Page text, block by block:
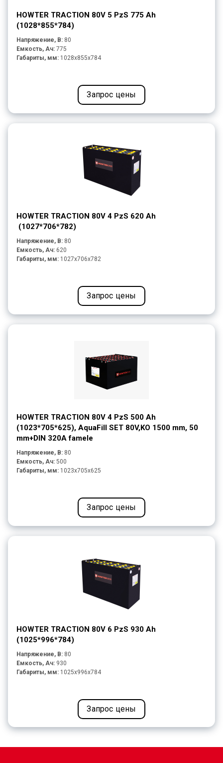
HOWTER TRACTION 80V 5 PzS 775 Ah
(1028*855*784)
Напряжение, В: 80
Емкость, Ач: 775
Габариты, мм: 1028x855x784
Запрос цены
HOWTER TRACTION 80V 4 PzS 620 Ah
(1027*706*782)
Напряжение, В: 80
Емкость, Ач: 620
Габариты, мм: 1027x706x782
Запрос цены
HOWTER TRACTION 80V 4 PzS 500 Ah
(1023*705*625), AquaFill SET 80V,KO 1500 mm, 50
mm+DIN 320A famele
Напряжение, В: 80
Емкость, Ач: 500
Габариты, мм: 1023x705x625
Запрос цены
HOWTER TRACTION 80V 6 PzS 930 Ah
(1025*996*784)
Напряжение, В: 80
Емкость, Ач: 930
Габариты, мм: 1025x996x784
Запрос цены